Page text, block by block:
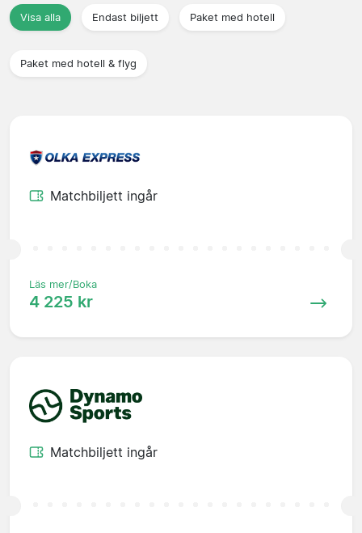
Visa alla Endast biljett Paket med hotell
Paket med hotell & flyg
Matchbiljett ingår
Läs mer/Boka
4 225 kr
Matchbiljett ingår